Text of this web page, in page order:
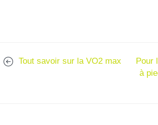
Tout savoir sur la VO2 max
Pour
à